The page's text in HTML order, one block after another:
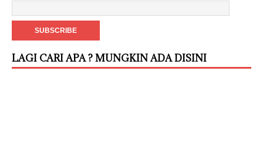
LAGI CARI APA ? MUNGKIN ADA DISINI